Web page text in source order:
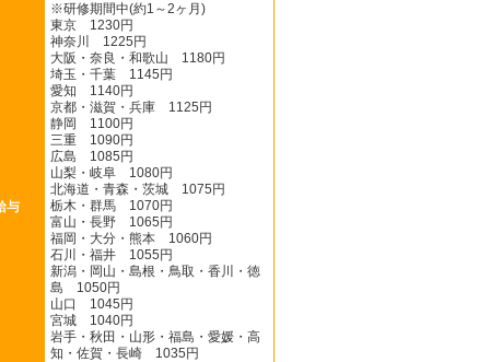
与
※研修期間中(約1～2ヶ月)
東京 1230円
神奈川 1225円
大阪・奈良・和歌山 1180円
埼玉・千葉 1145円
愛知 1140円
京都・滋賀・兵庫 1125円
静岡 1100円
三重 1090円
広島 1085円
山梨・岐阜 1080円
北海道・青森・茨城 1075円
栃木・群馬 1070円
富山・長野 1065円
福岡・大分・熊本 1060円
石川・福井 1055円
新潟・岡山・島根・鳥取・香川・徳
島 1050円
山口 1045円
宮城 1040円
岩手・秋田・山形・福島・愛媛・高
知・佐賀・長崎 1035円